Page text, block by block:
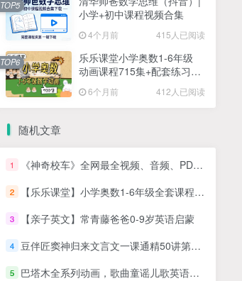
小学+初中课程视频合集
4个月前 415人已阅读
TOP5
乐乐课堂小学奥数1-6年级
动画课程715集+配套练习册
6个月前 412人已阅读
TOP6
随机文章
1 《神奇校车》全网最全视频、音频、PDF绘本下载
2 【乐乐课堂】小学奥数1-6年级全套课程-看动画学奥数视频资源
3 【亲子英文】常青藤爸爸0-9岁英语启蒙
4 豆伴匠窦神归来文言文一课通精50讲第二季（三年级-高三）全套视频+资料
5 巴塔木全系列动画，歌曲童谣儿歌英语启蒙带英文版中文版，426集+，1080P高清视频，百度网盘下载！